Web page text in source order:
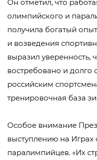
Он отметил, что
олимпийского и
получила богатый
и возведения
выразил уверенность,
востребовано и долго
российским
тренировочная база
Особое внимание
выступлению на Играх
паралимпийцев. «Их